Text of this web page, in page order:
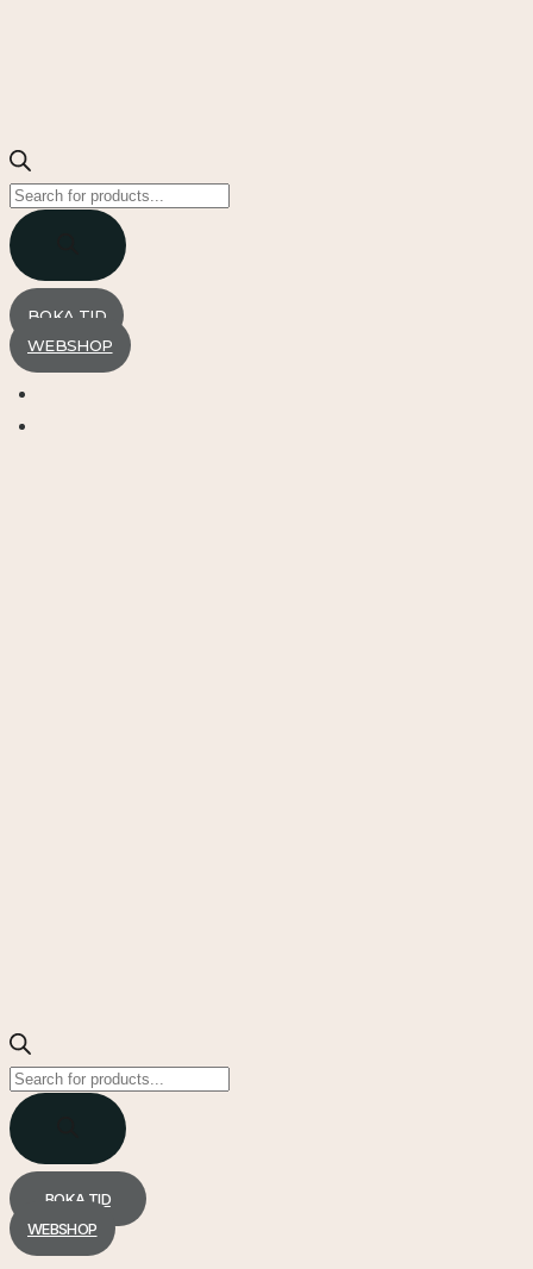
Products
search
BOKA TID
WEBSHOP
Products
search
BOKA TID
WEBSHOP